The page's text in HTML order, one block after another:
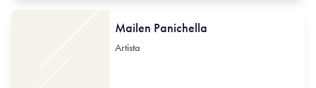
Mailen Panichella
Artista